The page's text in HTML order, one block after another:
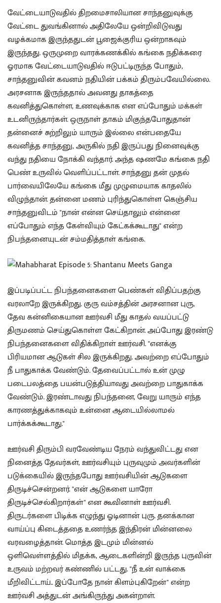
வேட்டையாடுவதில் திறமைசாலியான சாந்தனுவுக்கு
வேட்டை துவங்கினால் அதிலேயே ஒன்றிவிடுவது
வழக்கமாக இருந்ததுடன் பூஜைக்குரிய ஒன்றாகவும்
இருந்தது. ஒருமுறை வாரக்கணக்கில் கங்கை நதிக்கரை
ஓரமாக வேட்டையாடுவதில் ஈடுபட்டிருந்த போதும்,
சாந்தனுவின் கவனம் நதியின் பக்கம் திரும்பவேயில்லை.
அரசனாக இருந்ததால் அவனது தாகத்தை
கவனித்துகொள்ள, உணவுக்காக என எப்போதும் மக்கள்
உடனிருந்தார்கள். ஒருநாள் தாகம் மிகுந்தபோதுதான்
தன்னைச் சுற்றிலும் யாரும் இல்லை என்பதையே
கவனித்த சாந்தனு, அருகில் நதி இருப்பது நினைவுக்கு
வந்து நதியை‌ நோக்கி வந்தார். அந்த ஷணமே கங்கை நதி
பெண் உருவில் வெளிப்பட்டாள்‌. சாந்தனு தன் முதல்
பார்வையிலேயே கங்கை மீது முழுமையாக காதலில்
விழுந்தான். தன்னை மணம் புரிந்துகொள்ள கெஞ்சிய
சாந்தனுவிடம் "நான்‌ என்ன செய்தாலும் என்னை
எப்போதும் எந்த கேள்வியும் கேட்கக்கூடாது" என்ற
நிபந்தனையுடன் சம்மதித்தாள் கங்கை.
இப்படிப்பட்ட நிபந்தனைகளை‌ பெண்கள் விதிப்பதற்கு
வரலாறே இருக்கி்றது. குரு வம்சத்தின் அரசனான புரு,
தேவ கன்னிகையான ஊர்வசி மீது காதல் வயப்பட்டு
திருமணம் செய்துகொள்ள கேட்கிறான். அப்போது இரண்டு
நிபந்தனைகளை‌ விதிக்கிறாள் ஊர்வசி. "எனக்கு
பிரியமான ஆடுகள்‌ சில இருக்கிறது. அவற்றை‌ எப்போதும்
நீ பாதுகாக்க வேண்டும். தேவைப்பட்டால் உன் முழு
படைபலத்தை பயன்படுத்தியாவது அவற்றை‌ பாதுகாக்க
வேண்டும். இரண்டாவது நிபந்தனை, வேறு யாரும் எந்த
காரணத்துக்காகவும் உன்னை ஆடையில்லாமல்
பார்க்கக்கூடாது."
ஊர்வசி திரும்பி வரவேண்டிய நேரம் வந்துவிட்டது என
நினைத்த தேவர்கள், ஊர்வசியும் புருவுமும் அவர்களின்
படுக்கையில் இருந்தபோது ஊர்வசியின் ஆடுகளை
திருடிச்சென்றனர். "என் ஆடுகளை யாரோ
திருடிச்செல்கிறார்கள்" என கூவினாள் ஊர்வசி.
திருடர்களை பிடிக்க எழுந்து ஓடினான் புரு. தனக்கான
வாய்ப்பு கிடைத்ததை உணர்ந்த ‌இந்திரன் மின்னலை
வரவழைத்தான். மொத்த இடமும் மின்னல்
ஒளிவெள்ளத்தில் மிதக்க, ஆடைகளின்றி இருந்த புருவின்
உருவம் மற்றவர் கண்ணில் பட்டது. "நீ உன் வாக்கை
மீறிவிட்டாய்.. இப்போதே நான் கிளம்புகிறேன்" என்ற
ஊர்வசி அத்துடன் அங்கிருந்து அகன்றாள்.